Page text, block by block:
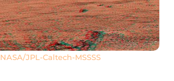
NASA/JPL-Caltech-MSSSS